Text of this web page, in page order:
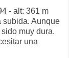
- alt: 361 m
subida. Aunque
muy dura.
una